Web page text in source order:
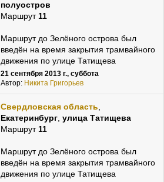
полуостров
Маршрут11
Маршрут до Зелёного острова был
введён на время закрытия трамвайного
движения по улице Татищева
21 сентября 2013 г., суббота
Автор: Никита Григорьев
Свердловская область,
Екатеринбург, улица Татищева
Маршрут11
Маршрут до Зелёного острова был
введён на время закрытия трамвайного
движения по улице Татищева